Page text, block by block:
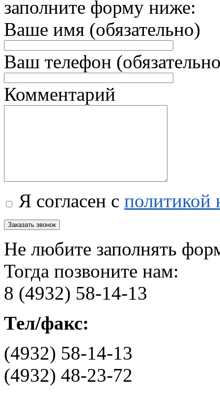
заполните форму ниже:
Ваше имя (обязательно)
Ваш телефон
Комментарий
Я согласен с политикой
Не любите заполнять
Тогда позвоните нам:
8 (4932) 58-14-13
Тел/факс:
(4932) 58-14-13
(4932) 48-23-72